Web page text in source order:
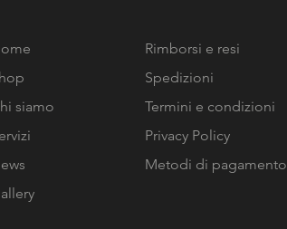
siamo
Rimborsi e resi
Spedizioni
Termini e condizioni
Privacy Policy
Metodi di pagamento